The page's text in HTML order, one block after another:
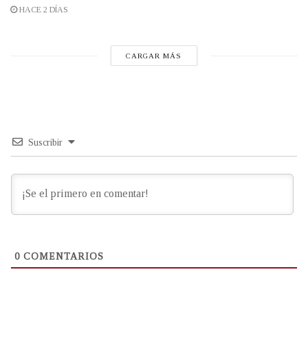
HACE 2 DÍAS
CARGAR MÁS
Suscribir
0 COMENTARIOS